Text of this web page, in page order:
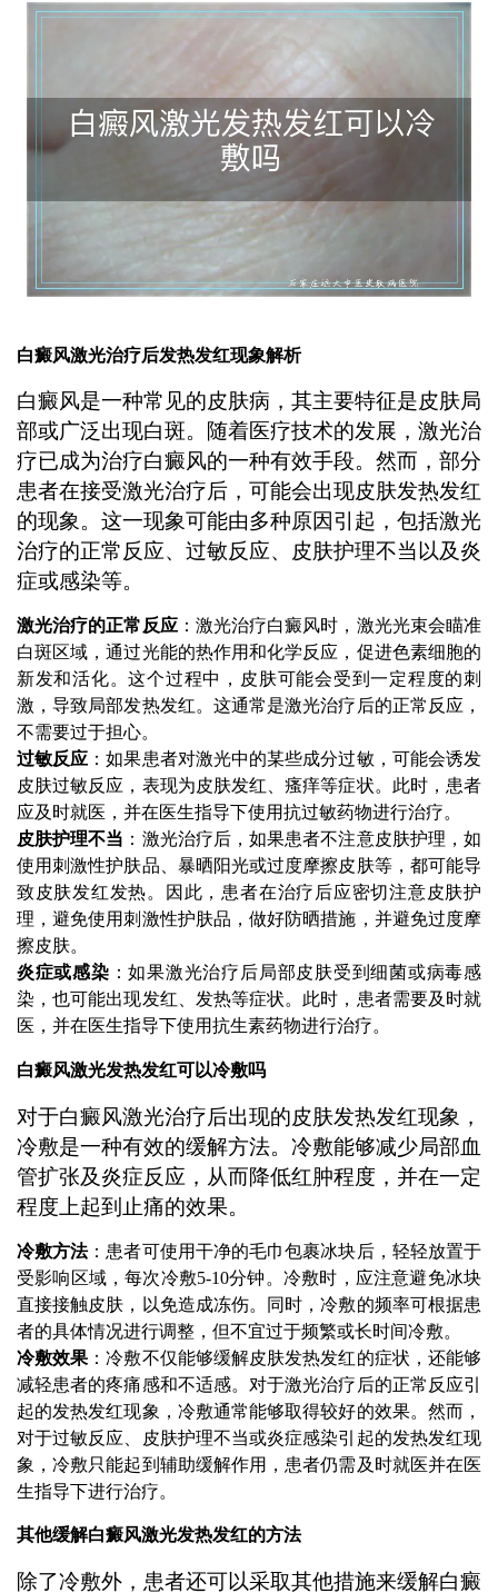
饮食调理。如果症状持续加重或出现其
他不适症状，应及时就医。 ...
白癜风激光治疗后发热发红现象解析
白癜风是一种常见的皮肤病，其主要特征是皮肤局
部或广泛出现白斑。随着医疗技术的发展，激光治
疗已成为治疗白癜风的一种有效手段。然而，部分
患者在接受激光治疗后，可能会出现皮肤发热发红
的现象。这一现象可能由多种原因引起，包括激光
治疗的正常反应、过敏反应、皮肤护理不当以及炎
症或感染等。
激光治疗的正常反应：激光治疗白癜风时，激光光束会瞄准
白斑区域，通过光能的热作用和化学反应，促进色素细胞的
新发和活化。这个过程中，皮肤可能会受到一定程度的刺
激，导致局部发热发红。这通常是激光治疗后的正常反应，
不需要过于担心。
过敏反应 ：如果患者对激光中的某些成分过敏，可能会诱发
皮肤过敏反应，表现为皮肤发红、瘙痒等症状。此时，患者
应及时就医，并在医生指导下使用抗过敏药物进行治疗。
皮肤护理不当 ：激光治疗后，如果患者不注意皮肤护理，如
使用刺激性护肤品、暴晒阳光或过度摩擦皮肤等，都可能导
致皮肤发红发热。因此，患者在治疗后应密切注意皮肤护
理，避免使用刺激性护肤品，做好防晒措施，并避免过度摩
擦皮肤。
炎症或感染 ：如果激光治疗后局部皮肤受到细菌或病毒感
染，也可能出现发红、发热等症状。此时，患者需要及时就
医，并在医生指导下使用抗生素药物进行治疗。
白癜风激光发热发红可以冷敷吗
对于白癜风激光治疗后出现的皮肤发热发红现象，
冷敷是一种有效的缓解方法。冷敷能够减少局部血
管扩张及炎症反应，从而降低红肿程度，并在一定
程度上起到止痛的效果。
冷敷方法：患者可使用干净的毛巾包裹冰块后，轻轻放置于
受影响区域，每次冷敷5-10分钟。冷敷时，应注意避免冰块
直接接触皮肤，以免造成冻伤。同时，冷敷的频率可根据患
者的具体情况进行调整，但不宜过于频繁或长时间冷敷。
冷敷效果 ：冷敷不仅能够缓解皮肤发热发红的症状，还能够
减轻患者的疼痛感和不适感。对于激光治疗后的正常反应引
起的发热发红现象，冷敷通常能够取得较好的效果。然而，
对于过敏反应、皮肤护理不当或炎症感染引起的发热发红现
象，冷敷只能起到辅助缓解作用，患者仍需及时就医并在医
生指导下进行治疗。
其他缓解白癜风激光发热发红的方法
除了冷敷外，患者还可以采取其他措施来缓解白癜